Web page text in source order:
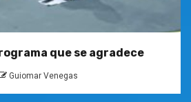
que se agradece
Guiomar Venegas